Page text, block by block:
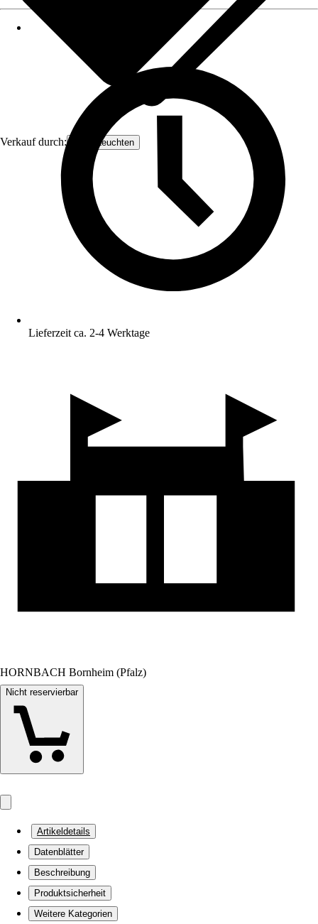
Verkauf durch: Näve Leuchten
Lieferzeit ca. 2-4 Werktage
HORNBACH Bornheim (Pfalz)
Nicht reservierbar
Artikeldetails
Datenblätter
Beschreibung
Produktsicherheit
Weitere Kategorien